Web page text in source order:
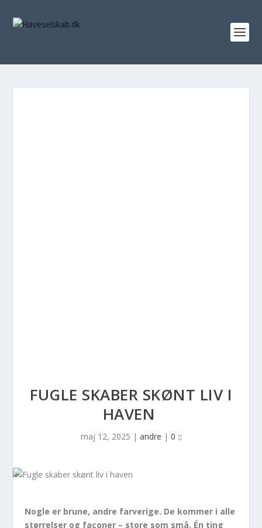
FUGLE SKABER SKØNT LIV I
HAVEN
maj 12, 2025 | andre | 0
Nogle er brune, andre farverige. De kommer i alle
størrelser og faconer – store som små. Én ting